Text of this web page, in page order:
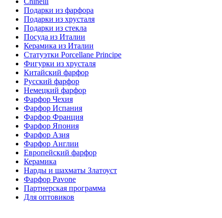
Подарки из фарфора
Подарки из хрусталя
Подарки из стекла
Посуда из Италии
Керамика из Италии
Статуэтки Porcellane Principe
Фигурки из хрусталя
Китайский фарфор
Русский фарфор
Немецкий фарфор
Фарфор Чехия
Фарфор Испания
Фарфор Франция
Фарфор Япония
Фарфор Азия
Фарфор Англии
Европейский фарфор
Керамика
Нарды и шахматы Златоуст
Фарфор Pavone
Партнерская программа
Для оптовиков